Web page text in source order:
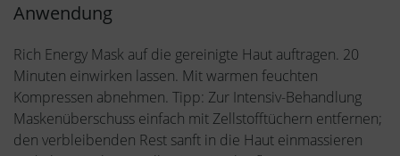
Anwendung
Rich Energy Mask auf die gereinigte Haut auftragen. 20
Minuten einwirken lassen. Mit warmen feuchten
Kompressen abnehmen. Tipp: Zur Intensiv-Behandlung
Maskenüberschuss einfach mit Zellstofftüchern entfernen;
den verbleibenden Rest sanft in die Haut einmassieren